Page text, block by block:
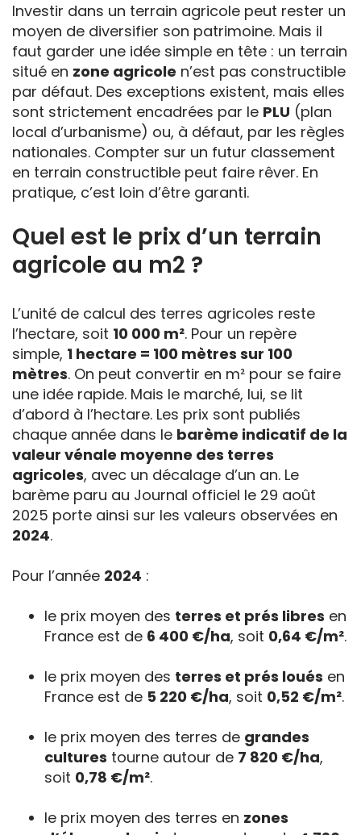
Investir dans un terrain agricole peut rester un
moyen de diversifier son patrimoine. Mais il
faut garder une idée simple en tête : un terrain
situé en zone agricole n’est pas constructible
par défaut. Des exceptions existent, mais elles
sont strictement encadrées par le PLU (plan
local d’urbanisme) ou, à défaut, par les règles
nationales. Compter sur un futur classement
en terrain constructible peut faire rêver. En
pratique, c’est loin d’être garanti.
Quel est le prix d’un terrain
agricole au m2 ?
L’unité de calcul des terres agricoles reste
l’hectare, soit 10 000 m². Pour un repère
simple, 1 hectare = 100 mètres sur 100
mètres. On peut convertir en m² pour se faire
une idée rapide. Mais le marché, lui, se lit
d’abord à l’hectare. Les prix sont publiés
chaque année dans le barème indicatif de la
valeur vénale moyenne des terres
agricoles, avec un décalage d’un an. Le
barème paru au Journal officiel le 29 août
2025 porte ainsi sur les valeurs observées en
2024.
Pour l’année 2024 :
le prix moyen des terres et prés libres en
France est de 6 400 €/ha, soit 0,64 €/m².
le prix moyen des terres et prés loués en
France est de 5 220 €/ha, soit 0,52 €/m².
le prix moyen des terres de grandes
cultures tourne autour de 7 820 €/ha,
soit 0,78 €/m².
le prix moyen des terres en zones